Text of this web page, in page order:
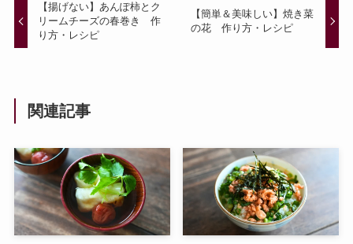
【揚げない】あんぽ柿とク
リームチーズの春巻き 作
り方・レシピ
【簡単＆美味しい】焼き菜
の花 作り方・レシピ
関連記事